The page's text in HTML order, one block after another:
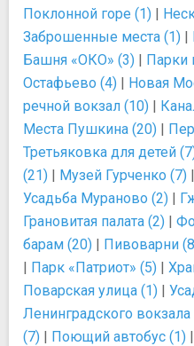
Поклонной горе (1) |
Заброшенные места (1) |
Башня «ОКО» (3) | Парки
Остафьево (4) | Новая
речной вокзал (10) |
Места Пушкина (20) |
Третьяковка для детей
(21) | Музей Гурченко (7) |
Усадьба Мураново (2) |
Грановитая палата (2) |
барам (20) | Пивоварни
| Парк «Патриот» (5) |
Поварская улица (1) |
Ленинградского вокзала
(7) | Поющий автобус (1) |